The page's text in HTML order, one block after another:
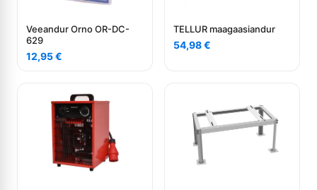
Veeandur Orno OR-DC-
629
12,95€
TELLUR maagaasiandur
54,98€